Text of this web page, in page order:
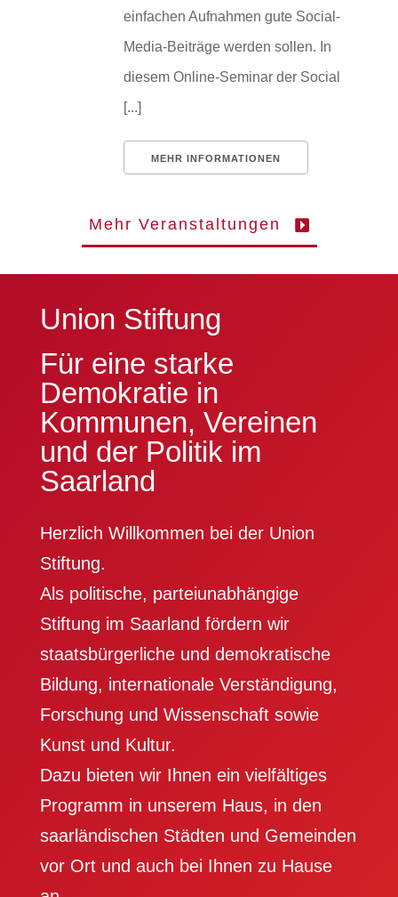
einfachen Aufnahmen gute Social-
Media-Beiträge werden sollen. In
diesem Online-Seminar der Social
[...]
MEHR INFORMATIONEN
Mehr Veranstaltungen
Union Stiftung
Für eine starke
Demokratie in
Kommunen, Vereinen
und der Politik im
Saarland
Herzlich Willkommen bei der Union
Stiftung.
Als politische, parteiunabhängige
Stiftung im Saarland fördern wir
staatsbürgerliche und demokratische
Bildung, internationale Verständigung,
Forschung und Wissenschaft sowie
Kunst und Kultur.
Dazu bieten wir Ihnen ein vielfältiges
Programm in unserem Haus, in den
saarländischen Städten und Gemeinden
vor Ort und auch bei Ihnen zu Hause